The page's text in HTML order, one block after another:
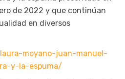
de 2022 y que continúan
en diversos
moyano-juan-manuel-
y-la-espuma/